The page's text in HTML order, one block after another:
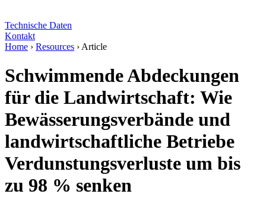
Technische Daten
Kontakt
Home › Resources › Article
Schwimmende Abdeckungen
für die Landwirtschaft: Wie
Bewässerungsverbände und
landwirtschaftliche Betriebe
Verdunstungsverluste um bis
zu 98 % senken